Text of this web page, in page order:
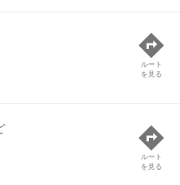
ルート
を見る
ルート
を見る